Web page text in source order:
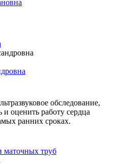
обследование,
оценить работу сердца
ранних сроках.